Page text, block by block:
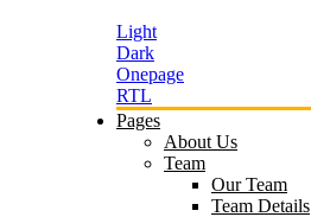
Light
Dark
Onepage
RTL
Pages
About Us
Team
Our Team
Team Details